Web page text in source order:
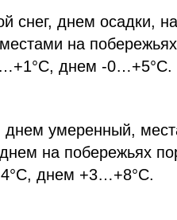
снег, днем осадки,
на
днем -0…+5°С.
умеренный,
на побережьях
днем +3…+8°С.